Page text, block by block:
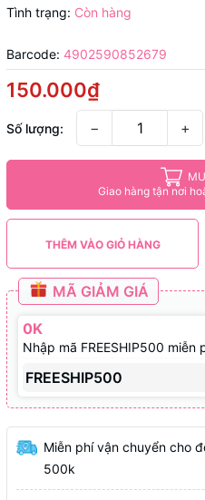
Tình trạng: Còn hàng
Barcode: 4902590852679
150.000₫
Số lượng: − +
Giao hàng tận nơi
THÊM VÀO GIỎ HÀNG
MÃ GIẢM GIÁ
0K
Nhập mã FREESHIP500 miễn
FREESHIP500
Miễn phí vận chuyển cho
500k